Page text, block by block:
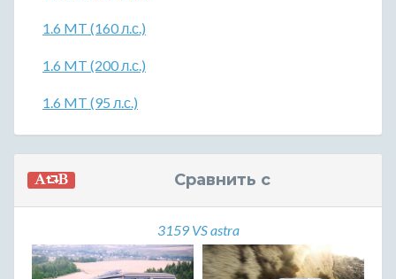
1.6 MT (160 л.с.)
1.6 MT (200 л.с.)
1.6 MT (95 л.с.)
Сравнить с
3159 VS astra